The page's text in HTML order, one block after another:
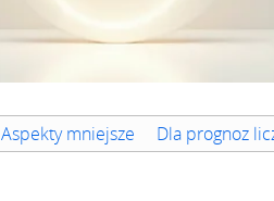
Aspekty mniejsze Dla prognoz